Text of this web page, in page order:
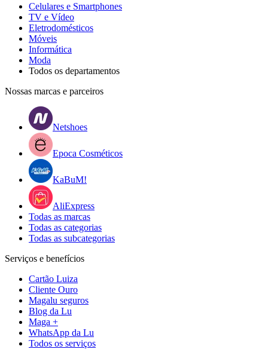
Celulares e Smartphones
TV e Vídeo
Eletrodomésticos
Móveis
Informática
Moda
Todos os departamentos
Nossas marcas e parceiros
Netshoes
Epoca Cosméticos
KaBuM!
AliExpress
Todas as marcas
Todas as categorias
Todas as subcategorias
Serviços e benefícios
Cartão Luiza
Cliente Ouro
Magalu seguros
Blog da Lu
Maga +
WhatsApp da Lu
Todos os serviços